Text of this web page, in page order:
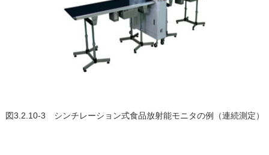
図3.2.10-3 シンチレーション式食品放射能モニタの例（連続測定）